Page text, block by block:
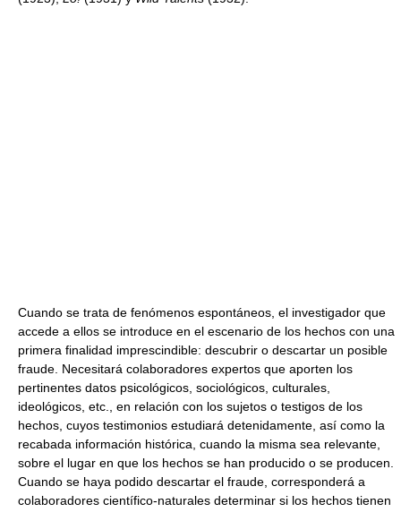
Cuando se trata de fenómenos espontáneos, el investigador que
accede a ellos se introduce en el escenario de los hechos con una
primera finalidad imprescindible: descubrir o descartar un posible
fraude. Necesitará colaboradores expertos que aporten los
pertinentes datos psicológicos, sociológicos, culturales,
ideológicos, etc., en relación con los sujetos o testigos de los
hechos, cuyos testimonios estudiará detenidamente, así como la
recabada información histórica, cuando la misma sea relevante,
sobre el lugar en que los hechos se han producido o se producen.
Cuando se haya podido descartar el fraude, corresponderá a
colaboradores científico-naturales determinar si los hechos tienen